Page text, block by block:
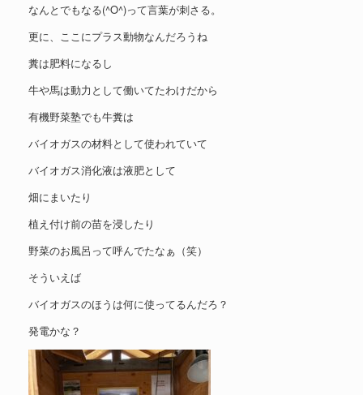
なんとでもなる(^O^)って言葉が刺さる。
更に、ここにプラス動物なんだろうね
糞は肥料になるし
牛や馬は動力として働いてたわけだから
有機野菜塾でも牛糞は
バイオガスの材料として使われていて
バイオガス消化液は液肥として
畑にまいたり
植え付け前の苗を浸したり
野菜のお風呂って呼んでたなぁ（笑）
そういえば
バイオガスのほうは何に使ってるんだろ？
発電かな？